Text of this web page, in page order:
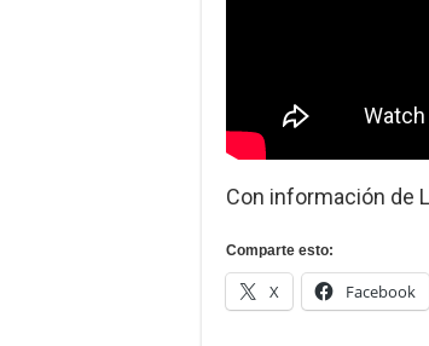
Con información de
Comparte esto:
X Facebook